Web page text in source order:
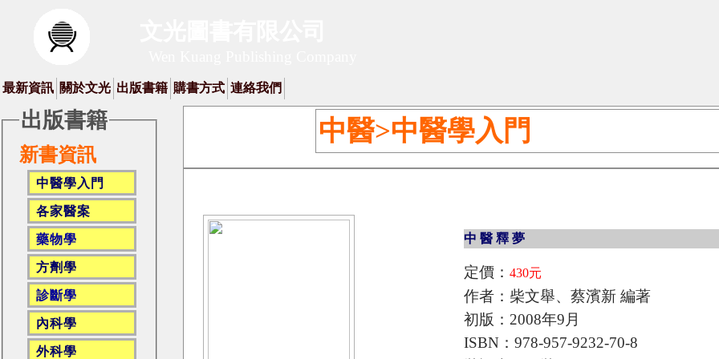
文光圖書有限公司
最新資訊 關於文光 出版書籍 購書方式 連絡我們
出版書籍
新書資訊
中醫學入門
各家醫案
藥物學
方劑學
診斷學
內科學
外科學
中醫>中醫學入門
中 醫 釋 夢
定價： 430元
作者：柴文舉、蔡濱新 編著
初版：2008年9月
ISBN：978-957-9232-70-8